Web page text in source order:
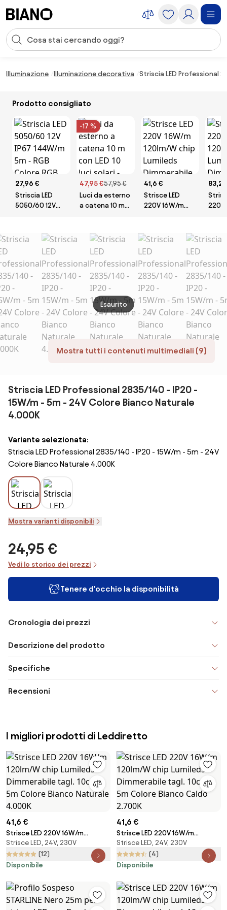
Input della ricerca
Illuminazione Illuminazione decorativa Striscia LED Professional
Prodotto consigliato
27,96 €
Striscia LED
5050/60 12V
Colore RGB
-17 %
47,95 €57,95 €
Luci da esterno
a catena 10 m
41,6 €
Strisce LED
220V 16W/m
Dimmerabile
Colore Bianco
Naturale
4.000K
220V
Mostra tutti i contenuti multimediali (9)
Esaurito
Striscia LED Professional 2835/140 - IP20 -
15W/m - 5m - 24V Colore Bianco Naturale
4.000K
Variante selezionata:
Striscia LED Professional 2835/140 - IP20 - 15W/m - 5m - 24V
Colore Bianco Naturale 4.000K
Mostra varianti disponibili
24,95 €
Vedi lo storico dei prezzi
Tenere d'occhio la disponibilità
Cronologia dei prezzi
Descrizione del prodotto
Specifiche
Recensioni
I migliori prodotti di Leddiretto
41,6 €
Strisce LED 220V 16W/m
120lm/W chip Lumileds
Dimmerabile tagl. 10cm – 5m
Colore Bianco Naturale 4.000K
Strisce LED, 24V, 230V
(12)
Disponibile
41,6 €
Strisce LED 220V 16W/m
120lm/W chip Lumileds
Dimmerabile tagl. 10cm – 5m
Colore Bianco Caldo 2.700K
Strisce LED, 24V, 230V
(4)
Disponibile